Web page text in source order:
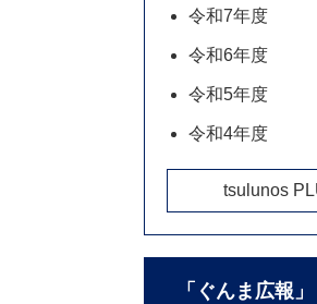
令和7年度
令和6年度
令和5年度
令和4年度
tsulunos
「ぐんま広報」